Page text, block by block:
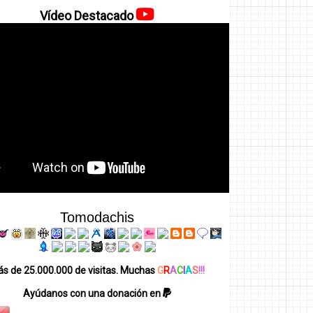
Vídeo Destacado
Tomodachis
de 25.000.000 de visitas. MuchasGRACAS!!!
Ayúdanos con una donación en